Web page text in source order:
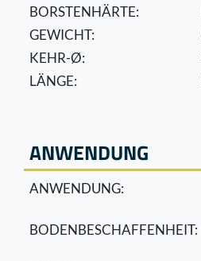
BORSTENHÄRTE:
GEWICHT:
KEHR-Ø:
LÄNGE:
ANWENDUNG
ANWENDUNG:
BODENBESCHAFFENHEIT: